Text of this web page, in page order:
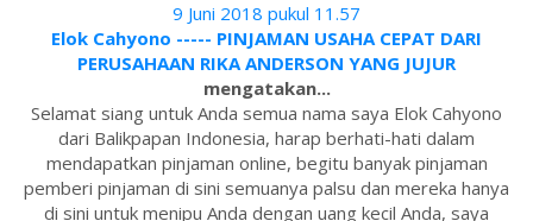
9 Juni 2018 pukul 11.57
Elok Cahyono ----- PINJAMAN USAHA CEPAT DARI
PERUSAHAAN RIKA ANDERSON YANG JUJUR
mengatakan...
Selamat siang untuk Anda semua nama saya Elok Cahyono
dari Balikpapan Indonesia, harap berhati-hati dalam
mendapatkan pinjaman online, begitu banyak pinjaman
pemberi pinjaman di sini semuanya palsu dan mereka hanya
di sini untuk menipu Anda dengan uang kecil Anda, saya